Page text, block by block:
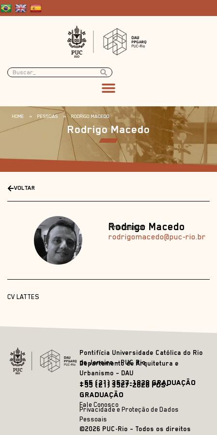
HOME » PESSOAS » RODRIGO MACEDO
Rodrigo Macedo
VOLTAR
Rodrigo Macedo
Professor
rodrigomacedo@puc-rio.br
CV LATTES
Pontifícia Universidade Católica do Rio
de Janeiro – PUC Rio
Departamento de Arquitetura e
Urbanismo – DAU
+55 (21) 3527-1828 GRADUAÇÃO
+55 (21) 3527-2628 PÓS-
GRADUAÇÃO
Fale Conosco
Privacidade e Proteção de Dados
Pessoais
©2026 PUC-Rio – Todos os direitos